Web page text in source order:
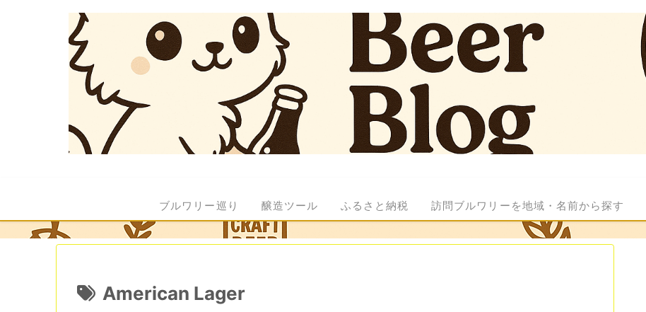
ブルワリー巡り 醸造ツール ふるさと納税 訪問ブルワリーを地域・名前から探す
American Lager